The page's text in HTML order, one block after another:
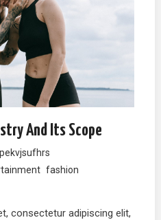
And Its Scope
fashion
consectetur adipiscing elit,